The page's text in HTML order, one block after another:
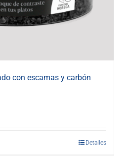
con escamas y carbón
Detalles